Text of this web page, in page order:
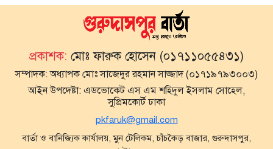
প্রকাশক: মোঃ ফারুক হোসেন (০১৭১১০৫৫৪৩১)
সম্পাদক:অধ্যাপক মোঃ সাজেদুর রহমান সাজ্জাদ (০১৭১৯৭৯৩০০৩)
আইন উপদেষ্টা: এডভোকেট এস এম শহিদুল ইসলাম সোহেল,
সুপ্রিমকোর্ট ঢাকা
pkfaruk@gmail.com
বার্তা ও বানিজ্যিক কার্যালয়, মুন টেলিকম, চাঁচকৈড় বাজার, গুরুদাসপুর,